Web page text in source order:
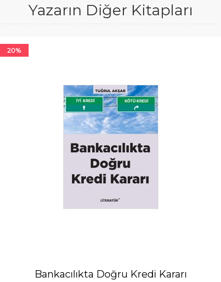
Yazarın Diğer Kitapları
20%
Bankacılıkta Doğru Kredi Kararı